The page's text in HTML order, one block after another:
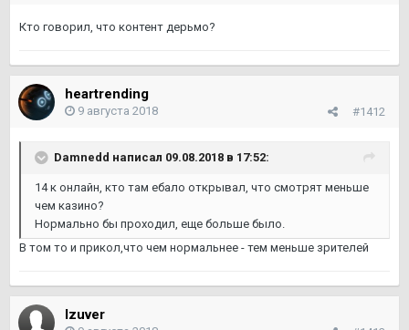
Кто говорил, что контент дерьмо?
heartrending
#1412
9 августа 2018
Damnedd написал 09.08.2018 в 17:52:
14 к онлайн, кто там ебало открывал, что смотрят меньше
чем казино?
Нормально бы проходил, еще больше было.
В том то и прикол,что чем нормальнее - тем меньше зрителей
Izuver